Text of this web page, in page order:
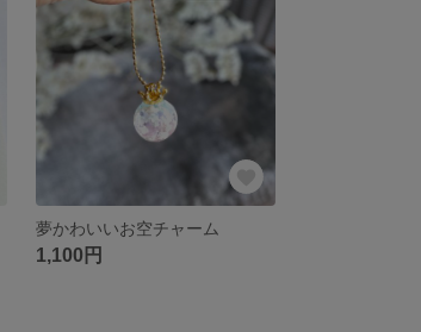
夢かわいいお空チャーム
1,100円